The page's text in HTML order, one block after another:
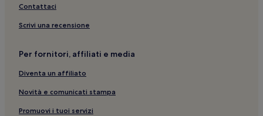
Contattaci
Scrivi una recensione
Per fornitori, affiliati e media
Diventa un affiliato
Novità e comunicati stampa
Promuovi i tuoi servizi